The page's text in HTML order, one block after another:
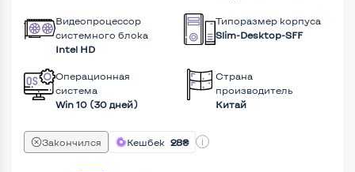
Видеопроцессор
системного блока
Intel HD
Типоразмер корпуса
Slim-Desktop-SFF
Операционная
система
Win 10 (30 дней)
Страна
производитель
Китай
Закончился Кешбек 28₴